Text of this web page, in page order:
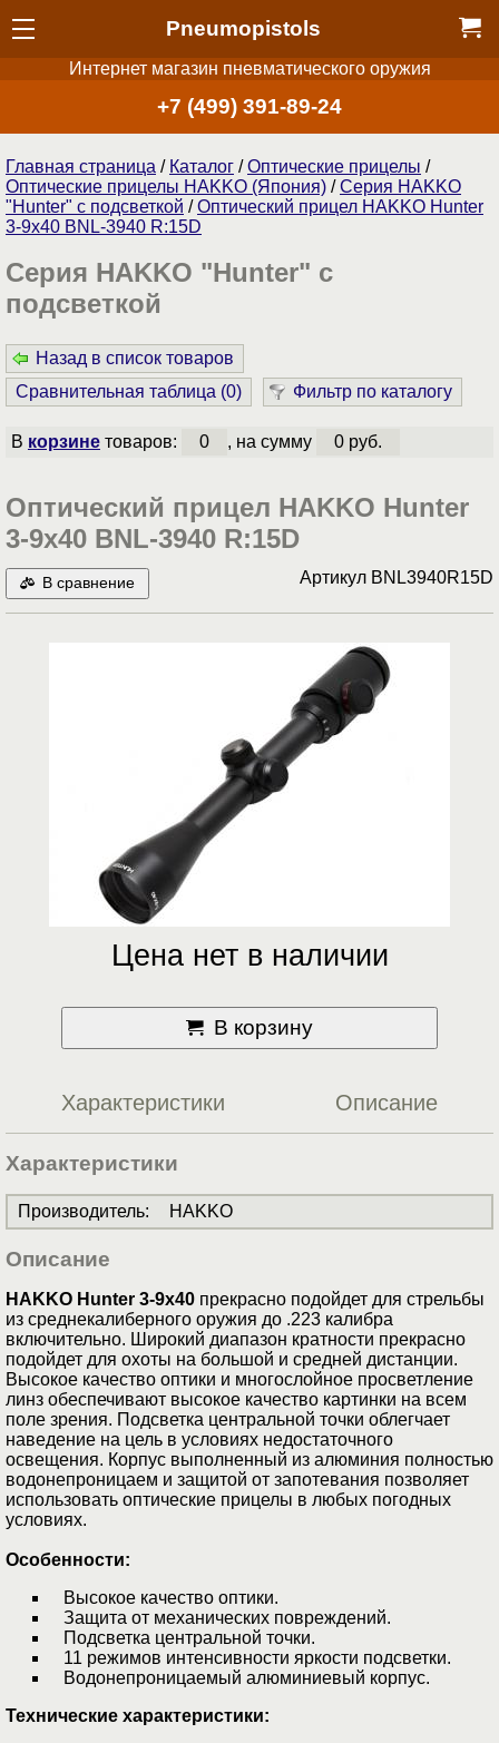
Pneumopistols
Интернет магазин пневматического оружия
+7 (499) 391-89-24
Главная страница / Каталог /Оптические прицелы /
Оптические прицелы HAKKO (Япония) /Cерия HAKKO
"Hunter" с подсветкой /Оптический прицел HAKKO Hunter
3-9x40 BNL-3940 R:15D
Cерия HAKKO "Hunter" с
подсветкой
Назад в список товаров
Сравнительная таблица (0) Фильтр по каталогу
В корзинетоваров: 0 , на сумму 0 руб.
Оптический прицел HAKKO Hunter
3-9x40 BNL-3940 R:15D
В сравнение Артикул BNL3940R15D
Цена нет в наличии
В корзину
Характеристики Описание
Характеристики
Производитель: HAKKO
Описание
HAKKO Hunter 3-9x40 прекрасно подойдет для стрельбы
из среднекалиберного оружия до .223 калибра
включительно. Широкий диапазон кратности прекрасно
подойдет для охоты на большой и средней дистанции.
Высокое качество оптики и многослойное просветление
линз обеспечивают высокое качество картинки на всем
поле зрения. Подcветка центральной точки облегчает
наведение на цель в условиях недостаточного
освещения. Корпус выполненный из алюминия полностью
водонепроницаем и защитой от запотевания позволяет
использовать оптические прицелы в любых погодных
условиях.
Особенности:
Высокое качество оптики.
Защита от механических повреждений.
Подcветка центральной точки.
11 режимов интенсивности яркости подсветки.
Водонепроницаемый алюминиевый корпус.
Технические характеристики: